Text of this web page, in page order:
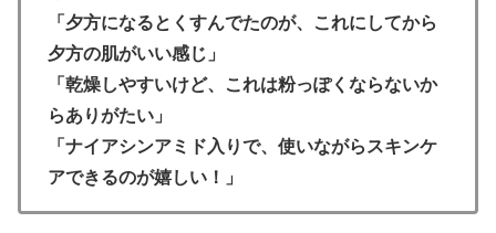
「夕方になるとくすんでたのが、これにしてから
夕方の肌がいい感じ」
「乾燥しやすいけど、これは粉っぽくならないか
らありがたい」
「ナイアシンアミド入りで、使いながらスキンケ
アできるのが嬉しい！」